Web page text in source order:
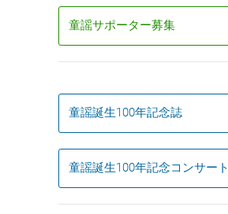
童謡サポーター募集
童謡誕生100年記念誌
童謡誕生100年記念コンサート